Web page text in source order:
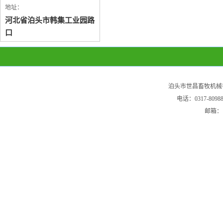
地址：
河北省泊头市韩集工业园路
口
泊头市世昌畜牧机
电话：0317-
邮箱